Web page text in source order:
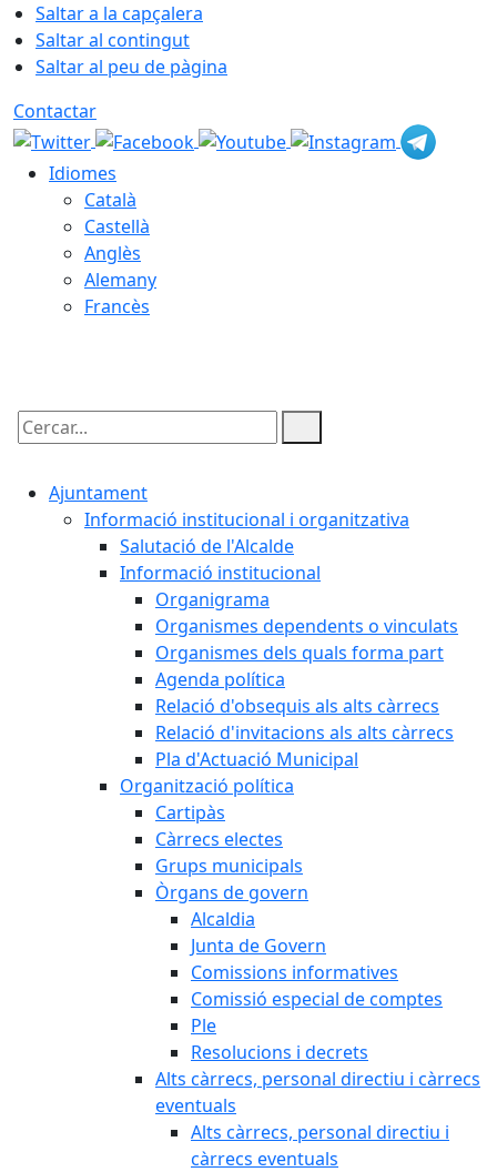
Saltar a la capçalera
Saltar al contingut
Saltar al peu de pàgina
Contactar
Idiomes
Català
Castellà
Anglès
Alemany
Francès
Cercar:
Ajuntament
Informació institucional i organitzativa
Salutació de l'Alcalde
Informació institucional
Organigrama
Organismes dependents o vinculats
Organismes dels quals forma part
Agenda política
Relació d'obsequis als alts càrrecs
Relació d'invitacions als alts càrrecs
Pla d'Actuació Municipal
Organització política
Cartipàs
Càrrecs electes
Grups municipals
Òrgans de govern
Alcaldia
Junta de Govern
Comissions informatives
Comissió especial de comptes
Ple
Resolucions i decrets
Alts càrrecs, personal directiu i càrrecs
eventuals
Alts càrrecs, personal directiu i
càrrecs eventuals